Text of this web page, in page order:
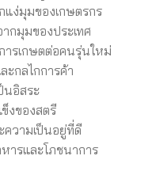
แง่มุมของเกษตรกร
กมุมของประเทศ
ารเกษตต่อคนรุ่นใหม่
ะกลไกการค้า
นอิสระ
งของสตรี
ความเป็นอยู่ที่ดี
ารและโภชนาการ